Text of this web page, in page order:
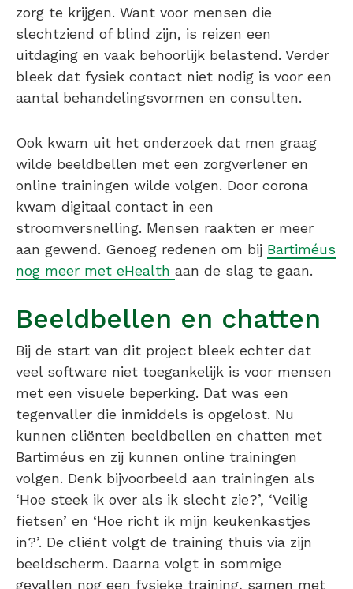
zorg te krijgen. Want voor mensen die
slechtziend of blind zijn, is reizen een
uitdaging en vaak behoorlijk belastend. Verder
bleek dat fysiek contact niet nodig is voor een
aantal behandelingsvormen en consulten.
Ook kwam uit het onderzoek dat men graag
wilde beeldbellen met een zorgverlener en
online trainingen wilde volgen. Door corona
kwam digitaal contact in een
stroomversnelling. Mensen raakten er meer
aan gewend. Genoeg redenen om bij Bartiméus
nog meer met eHealth aan de slag te gaan.
Beeldbellen en chatten
Bij de start van dit project bleek echter dat
veel software niet toegankelijk is voor mensen
met een visuele beperking. Dat was een
tegenvaller die inmiddels is opgelost. Nu
kunnen cliënten beeldbellen en chatten met
Bartiméus en zij kunnen online trainingen
volgen. Denk bijvoorbeeld aan trainingen als
‘Hoe steek ik over als ik slecht zie?’, ‘Veilig
fietsen’ en ‘Hoe richt ik mijn keukenkastjes
in?’. De cliënt volgt de training thuis via zijn
beeldscherm. Daarna volgt in sommige
gevallen nog een fysieke training, samen met